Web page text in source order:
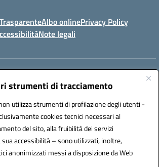
strumenti di tracciamento
utilizza strumenti di profilazione degli utenti -
cookies tecnici necessari al
del sito, alla fruibilità dei servizi
accessibilità – sono utilizzati, inoltre,
anonimizzati messi a disposizione da Web
Albo onlinePrivacy Policy
Note legali
(PEC):tpis02200a@pec.istruzione.it
TPIS02200A
ERICE - CASA SANTA (TP)